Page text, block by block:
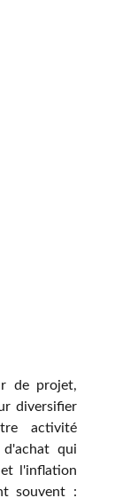
de projet,
diversifier
activité
qui
l'inflation
souvent :